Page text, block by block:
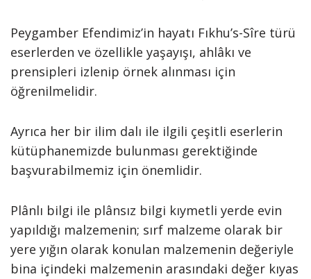
Peygamber Efendimiz’in hayatı Fıkhu’s-Sîre türü
eserlerden ve özellikle yaşayışı, ahlâkı ve
prensipleri izlenip örnek alınması için
öğrenilmelidir.
Ayrıca her bir ilim dalı ile ilgili çeşitli eserlerin
kütüphanemizde bulunması gerektiğinde
başvurabilmemiz için önemlidir.
Plânlı bilgi ile plânsız bilgi kıymetli yerde evin
yapıldığı malzemenin; sırf malzeme olarak bir
yere yığın olarak konulan malzemenin değeriyle
bina içindeki malzemenin arasındaki değer kıyas